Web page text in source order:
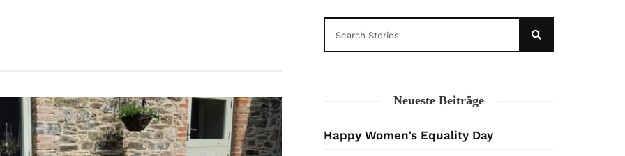
Neueste Beiträge
Happy Women’s Equality Day